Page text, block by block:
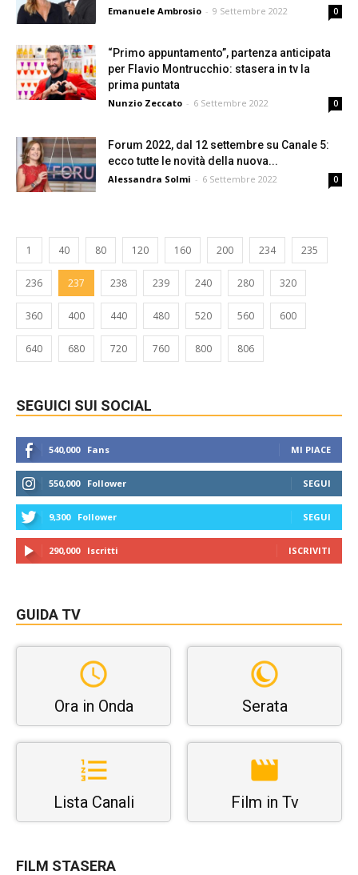
Emanuele Ambrosio - 9 Settembre 2022 0
“Primo appuntamento”, partenza anticipata
per Flavio Montrucchio: stasera in tv la
prima puntata
Nunzio Zeccato - 6 Settembre 2022 0
Forum 2022, dal 12 settembre su Canale 5:
ecco tutte le novità della nuova...
Alessandra Solmi - 6 Settembre 2022 0
1 40 80 120 160 200 234 235
236 237 238 239 240 280 320
360 400 440 480 520 560 600
640 680 720 760 800 806
SEGUICI SUI SOCIAL
540,000 Fans MI PIACE
550,000 Follower SEGUI
9,300 Follower SEGUI
290,000 Iscritti ISCRIVITI
GUIDA TV
Ora in Onda Serata
Lista Canali Film in Tv
FILM STASERA